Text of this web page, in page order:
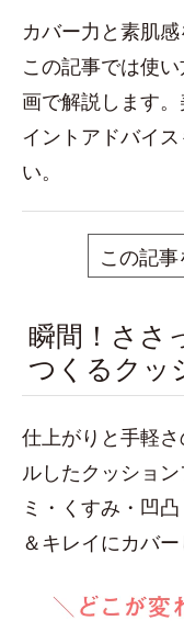
カバー力と素肌
この記事では使
画で解説します
イントアドバイ
い。
この記
瞬間！ささ
つくるクッ
仕上がりと手軽
ルしたクッショ
ミ・くすみ・凹
＆キレイにカバー